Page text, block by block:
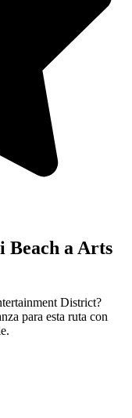
Beach a Arts
District?
para esta ruta con